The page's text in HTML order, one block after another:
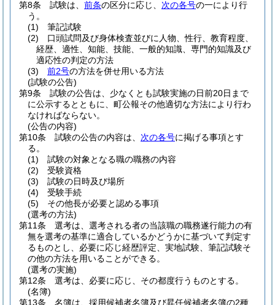
第8条
試験は、 前条の区分に応じ、 次の各号の一により行
う。
(1)
筆記試験
(2)
口頭試問及び身体検査並びに人物、性行、教育程度、
経歴、適性、知能、技能、一般的知識、専門的知識及び
適応性の判定の方法
(3)
前2号の方法を併せ用いる方法
(試験の公告)
第9条
試験の公告は、少なくとも試験実施の日前20日まで
に公示するとともに、町公報その他適切な方法により行わ
なければならない。
(公告の内容)
第10条
試験の公告の内容は、 次の各号に掲げる事項とす
る。
(1)
試験の対象となる職の職務の内容
(2)
受験資格
(3)
試験の日時及び場所
(4)
受験手続
(5)
その他長が必要と認める事項
(選考の方法)
第11条
選考は、選考される者の当該職の職務遂行能力の有
無を選考の基準に適合しているかどうかに基づいて判定す
るものとし、必要に応じ経歴評定、実地試験、筆記試験そ
の他の方法を用いることができる。
(選考の実施)
第12条
選考は、必要に応じ、その都度行うものとする。
(名簿)
第13条
名簿は、採用候補者名簿及び昇任候補者名簿の2種